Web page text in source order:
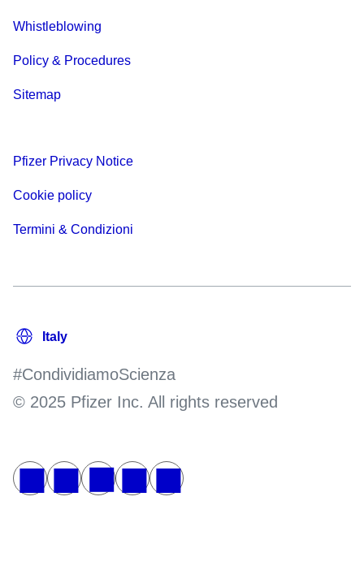
Whistleblowing
Policy & Procedures
Sitemap
Pfizer Privacy Notice
Cookie policy
Termini & Condizioni
#CondividiamoScienza
© 2025 Pfizer Inc. All rights reserved